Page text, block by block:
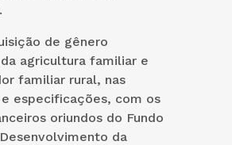
de gênero
agricultura familiar e
familiar rural, nas
especificações, com os
oriundos do Fundo
da